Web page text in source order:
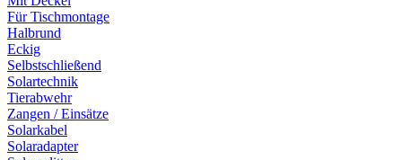
Für Tischmontage
Halbrund
Eckig
Selbstschließend
Solartechnik
Tierabwehr
Zangen / Einsätze
Solarkabel
Solaradapter